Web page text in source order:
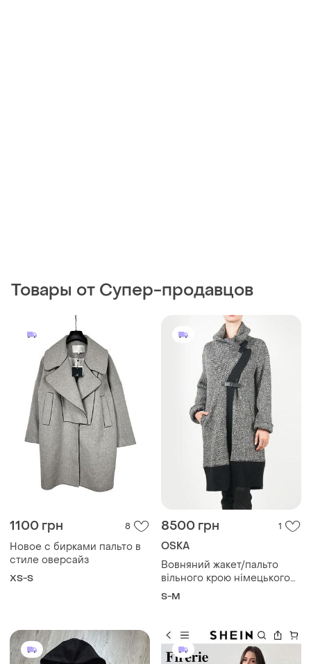
Товары от Супер-продавцов
1100 грн 8
Новое с бирками пальто в
стиле оверсайз
XS-S
8500 грн 1
OSKA
Вовняний жакет/пальто
вільного крою німецького
бренду oska дизайном у
S-M